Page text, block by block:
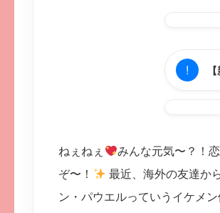
!
ねぇねぇ
みんな元気〜？！
ぞ〜！
最近、海外の友達か
ン・パウエルっていうイケメ